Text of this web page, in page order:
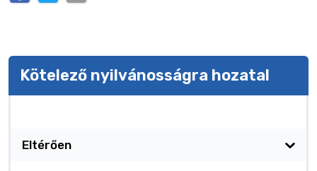
Kötelező nyilvánosságra hozatal
Eltérően